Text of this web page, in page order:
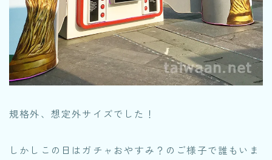
規格外、想定外サイズでした！
しかしこの日はガチャおやすみ？のご様子で誰もいま